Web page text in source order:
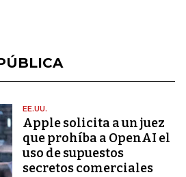
EE.UU.
Apple solicita a un juez
que prohíba a OpenAI el
uso de supuestos
secretos comerciales